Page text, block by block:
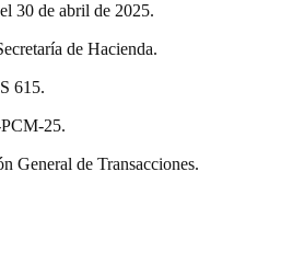
30 de abril de 2025.
de Hacienda.
615.
25.
General de Transacciones.